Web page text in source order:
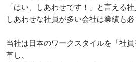
「はい、しあわせです！」と言える
しあわせな社員が多い会社は業績も必
当社は日本のワークスタイルを「社
革し、